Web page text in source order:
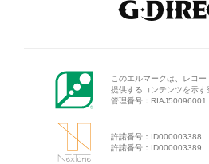
このエルマークは、レコー
提供するコンテンツを示す
管理番号：RIAJ50096001
許諾番号：ID000003388
許諾番号：ID000003389